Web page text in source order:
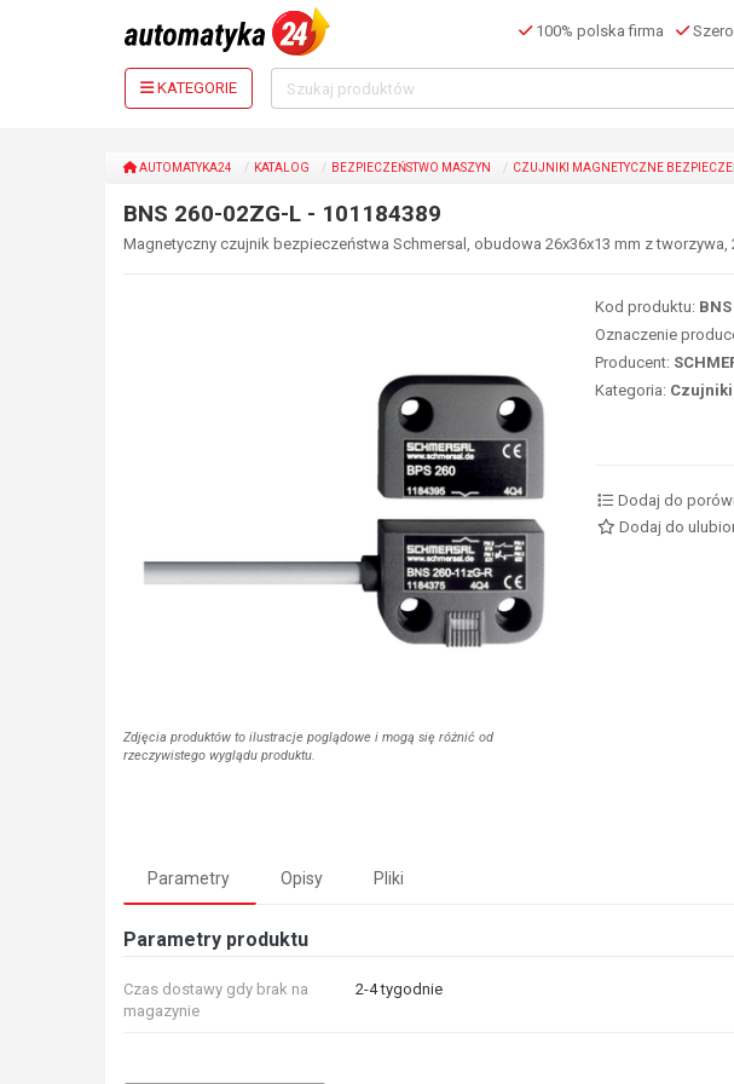
100% polska firma
KATEGORIE
AUTOMATYKA24 KATALOG BEZPIECZEŃSTWO MASZYN CZUJNIKI MAGNETYCZNE
BNS 260-02ZG-L - 101184389
Magnetyczny czujnik bezpieczeństwa Schmersal, obudowa 26x36x13 mm z
Zdjęcia produktów to ilustracje poglądowe i mogą się różnić od
rzeczywistego wyglądu produktu.
Kod produktu:
Oznaczenie
Producent:
Kategoria:
Dodaj do
Dodaj do
Parametry Opisy Pliki
Parametry produktu
Czas dostawy gdy brak na
magazynie
2-4 tygodnie